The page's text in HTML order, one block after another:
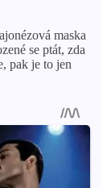
maska
se ptát, zda
pak je to jen